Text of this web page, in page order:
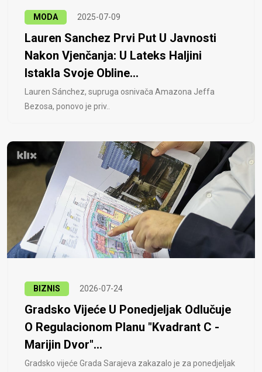
MODA 2025-07-09
Lauren Sanchez Prvi Put U Javnosti
Nakon Vjenčanja: U Lateks Haljini
Istakla Svoje Obline...
Lauren Sánchez, supruga osnivača Amazona Jeffa
Bezosa, ponovo je priv..
BIZNIS 2026-07-24
Gradsko Vijeće U Ponedjeljak Odlučuje
O Regulacionom Planu "Kvadrant C -
Marijin Dvor"...
Gradsko vijeće Grada Sarajeva zakazalo je za ponedjeljak